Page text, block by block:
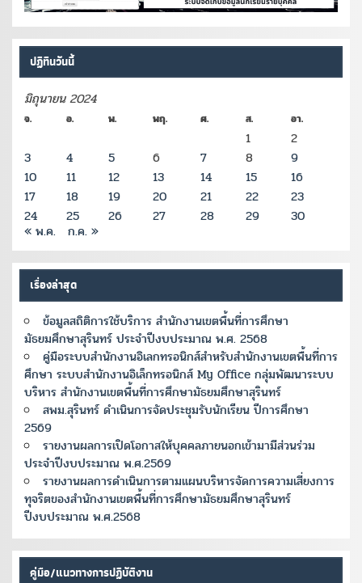
ปฏิทินวันนี้
มิถุนายน 2024
จ. อ. พ. พฤ. ศ. ส. อา.
1
2
3
4 5 6 7 8
9
10
11 12 13 14 15
16
17
18 19 20 21 22
23
24
25 26 27 28 29 30
« พ.ค. ก.ค. »
เรื่องล่าสุด
ข้อมูลสถิติการใช้บริการ สำนักงานเขตพื้นที่การศึกษา
มัธยมศึกษาสุรินทร์ ประจำปีงบประมาณ พ.ศ. 2568
คู่มือระบบสำนักงานอิเลกทรอนิกส์สำหรับสำนักงานเขตพื้นที่การ
ศึกษา ระบบสำนักงานอิเล็กทรอนิกส์ My Office กลุ่มพัฒนาระบบ
บริหาร สำนักงานเขตพื้นที่การศึกษามัธยมศึกษาสุรินทร์
สพม.สุรินทร์ ดำเนินการจัดประชุมรับนักเรียน ปีการศึกษา
2569
รายงานผลการเปิดโอกาสให้บุคคลภายนอกเข้ามามีส่วนร่วม
ประจำปีงบประมาณ พ.ศ.2569
รายงานผลการดำเนินการตามแผนบริหารจัดการความเสี่ยงการ
ทุจริตของสำนักงานเขตพื้นที่การศึกษามัธยมศึกษาสุรินทร์
ปีงบประมาณ พ.ศ.2568
คู่มือ/แนวทางการปฏิบัติงาน